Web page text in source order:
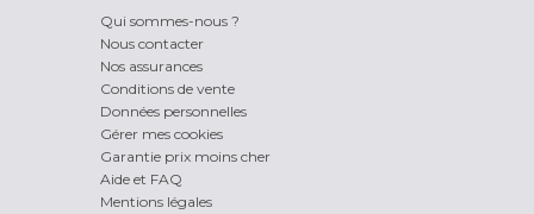
Qui sommes-nous ?
Nous contacter
Nos assurances
Conditions de vente
Données personnelles
Gérer mes cookies
Garantie prix moins cher
Aide et FAQ
Mentions légales